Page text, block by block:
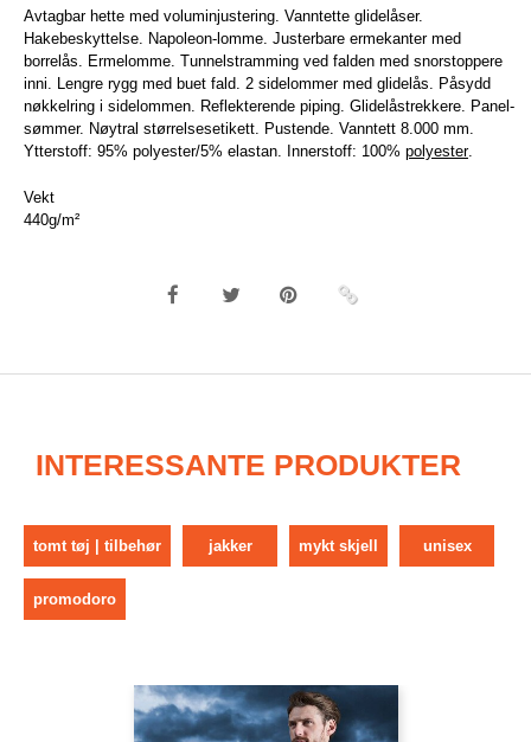
Avtagbar hette med voluminjustering. Vanntette glidelåser.
Hakebeskyttelse. Napoleon-lomme. Justerbare ermekanter med
borrelås. Ermelomme. Tunnelstramming ved falden med snorstoppere
inni. Lengre rygg med buet fald. 2 sidelommer med glidelås. Påsydd
nøkkelring i sidelommen. Reflekterende piping. Glidelåstrekkere. Panel-
sømmer. Nøytral størrelsesetikett. Pustende. Vanntett 8.000 mm.
Ytterstoff: 95% polyester/5% elastan. Innerstoff: 100% polyester.
Vekt
440g/m²
INTERESSANTE PRODUKTER
tomt tøj | tilbehør jakker mykt skjell unisex
promodoro